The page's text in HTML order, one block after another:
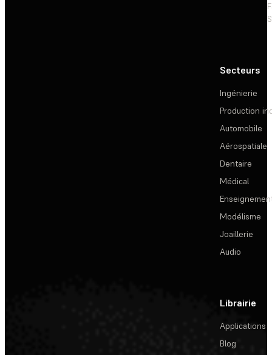
Secteurs
Ingénierie
Production
Automobile
Aérospatiale
Dentaire
Médical
Modélisme
Joaillerie
Audio
Librairie
Applications
Blog